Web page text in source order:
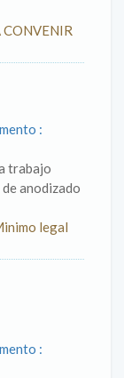
:
trabajo
anodizado
legal
: